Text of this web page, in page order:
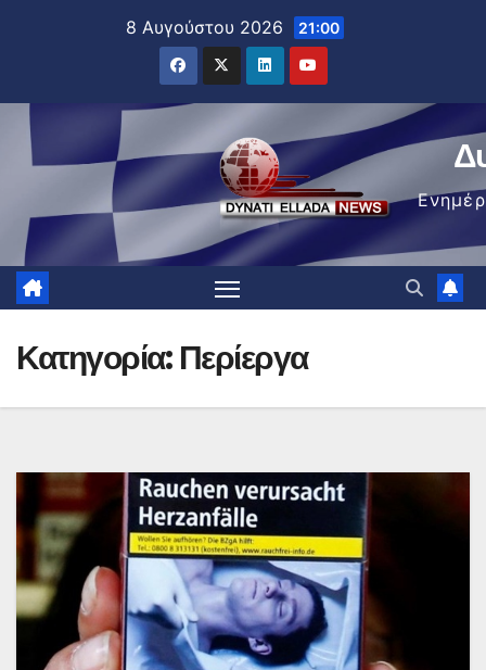
8 Αυγούστου 2026 21:00
Κατηγορία: Περίεργα